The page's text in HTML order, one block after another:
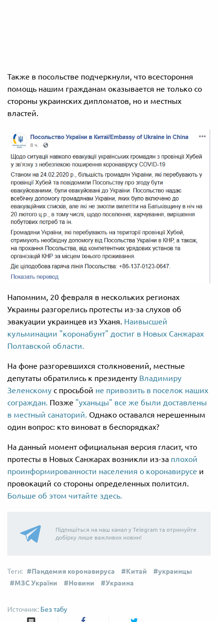
Также в посольстве подчеркнули, что всестороння
помощь нашим гражданам оказывается не только со
стороны украинских дипломатов, но и местных
властей.
Напомним, 20 февраля в нескольких регионах
Украины разгорелись протесты из-за слухов об
эвакуации украинцев из Уханя. Наивысшей
кульминации "коронабунт" достиг в Новых Санжарах
Полтавской области.
На фоне разгоревшихся столкновений, местные
депутаты обратились к президенту Владимиру
Зеленскому с просьбой не привозить в поселок наших
сограждан. Позже "уханьцы" все же были доставлены
в местный санаторий. Однако оставался нерешенным
один вопрос: кто виноват в беспорядках?
На данный момент официальная версия гласит, что
протесты в Новых Санжарах возникли из-за плохой
проинформированности населения о коронавирусе и
провокаций со стороны определенных политсил.
Больше об этом читайте здесь.
Підпишіться на наш канал у Telegram та отримуйте
добірку лише важливих новин!
Пандемия коронавируса Китай
украинцы
МЗС України
Новини Украина
Без табу